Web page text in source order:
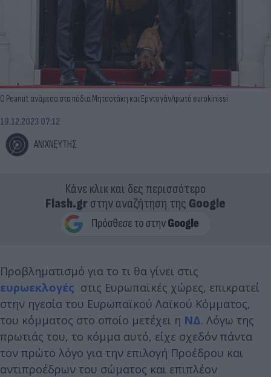
Ο Peanut ανάμεσα στα πόδια Μητσοτάκη και Ερντογάν/φωτό eurokinissi
ΑΝΙΧΝΕΥΤΗΣ
19.12.2023 07:12
Κάνε κλικ και δες περισσότερο
Flash.grστην αναζήτηση της Google
Προβληματισμό για το τι θα γίνει στις
ευρωεκλογές στις Ευρωπαϊκές χώρες, επικρατεί
στην ηγεσία του Ευρωπαϊκού Λαϊκού Κόμματος,
του κόμματος στο οποίο μετέχει η ΝΔ. Λόγω της
πρωτιάς του, το κόμμα αυτό, είχε σχεδόν πάντα
τον πρώτο λόγο για την επιλογή Προέδρου και
αντιπροέδρων του σώματος και επιπλέον